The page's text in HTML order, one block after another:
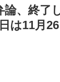
論、終了
は11月